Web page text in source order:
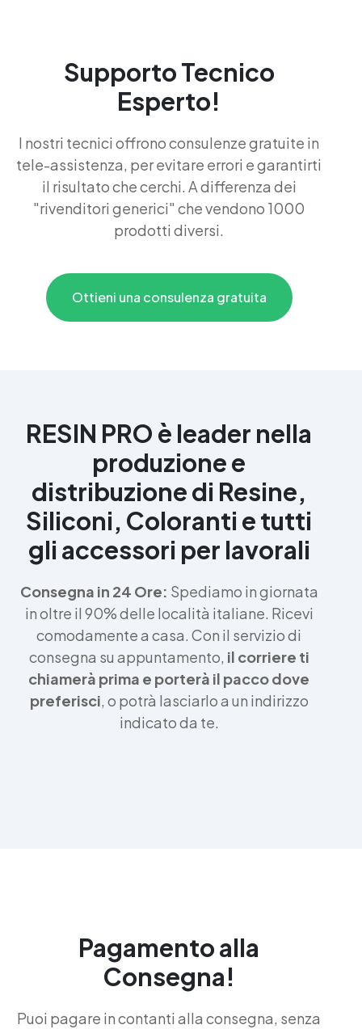
Supporto Tecnico
Esperto!
I nostri tecnici offrono consulenze gratuite in
tele-assistenza, per evitare errori e garantirti
il risultato che cerchi. A differenza dei
"rivenditori generici" che vendono 1000
prodotti diversi.
Ottieni una consulenza gratuita
RESIN PRO è leader nella
produzione e
distribuzione di Resine,
Siliconi, Coloranti e tutti
gli accessori per lavorali
Consegna in 24 Ore: Spediamo in giornata
in oltre il 90% delle località italiane. Ricevi
comodamente a casa. Con il servizio di
consegna su appuntamento, il corriere ti
chiamerà prima e porterà il pacco dove
preferisci, o potrà lasciarlo a un indirizzo
indicato da te.
Pagamento alla
Consegna!
Puoi pagare in contanti alla consegna, senza